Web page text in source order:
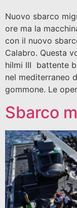
Nuovo sbarco
ore ma la
con il nuovo
Calabro. Questa
hilmi III battente
nel mediterraneo
gommone. Le
Sbarco